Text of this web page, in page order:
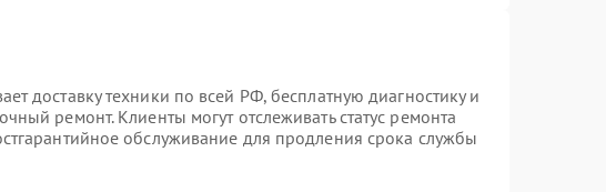
доставку техники по всей РФ, бесплатную диагностику и
ремонт. Клиенты могут отслеживать статус ремонта
обслуживание для продления срока службы